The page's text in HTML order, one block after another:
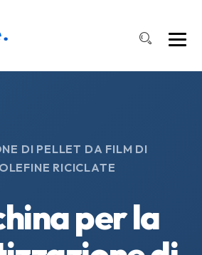
DI PELLET DA FILM DI
RICICLATE
per la